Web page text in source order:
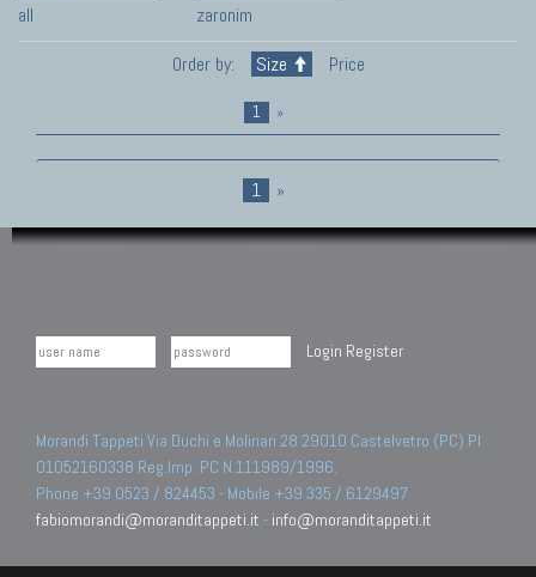
all
zaronim
Order by:
Size Price
1 »
1 »
Login Register
Morandi Tappeti Via Duchi e Molinari 28 29010 Castelvetro (PC) PI
01052160338 Reg.Imp. PC N.111989/1996.
Phone +39 0523 / 824453 - Mobile +39 335 / 6129497
fabiomorandi@moranditappeti.it - info@moranditappeti.it